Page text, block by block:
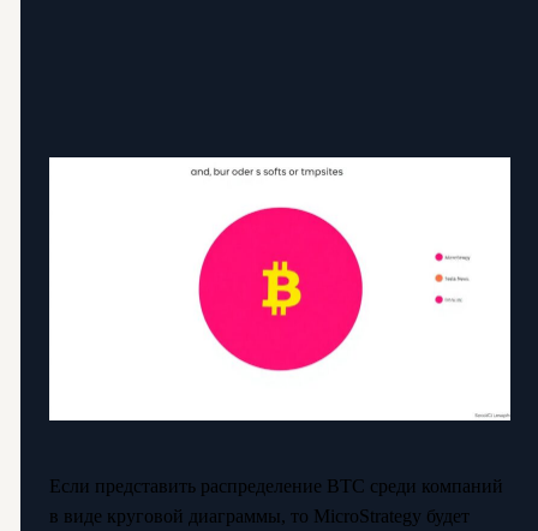
Если представить распределение BTC среди компаний
в виде круговой диаграммы, то MicroStrategy будет